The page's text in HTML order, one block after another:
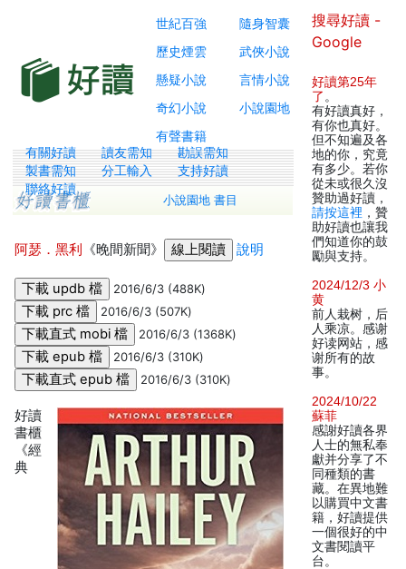
世紀百強
隨身智囊
歷史煙雲
武俠小說
懸疑小說
言情小說
奇幻小說
小說園地
有聲書籍
有關好讀 讀友需知
勘誤需知
製書需知
分工輸入
支持好讀
聯絡好讀
小說園地 書目
阿瑟．黑利 《晚間新聞》 說明
2016/6/3 (488K)
2016/6/3 (507K)
2016/6/3 (1368K)
2016/6/3 (310K)
2016/6/3 (310K)
好讀
書櫃
《經
典
搜尋好讀 -
Google
好讀第25年
了 。
有好讀真好，
有你也真好。
但不知遍及各
地的你，究竟
有多少。若你
從未或很久沒
贊助過好讀，
請按這裡 ，贊
助好讀也讓我
們知道你的鼓
勵與支持。
2024/12/3 小
黄
前人栽树，后
人乘凉。感谢
好读网站，感
谢所有的故
事。
2024/10/22
蘇菲
感謝好讀各界
人士的無私奉
獻并分享了不
同種類的書
藏。在異地難
以購買中文書
籍，好讀提供
一個很好的中
文書閱讀平
台。